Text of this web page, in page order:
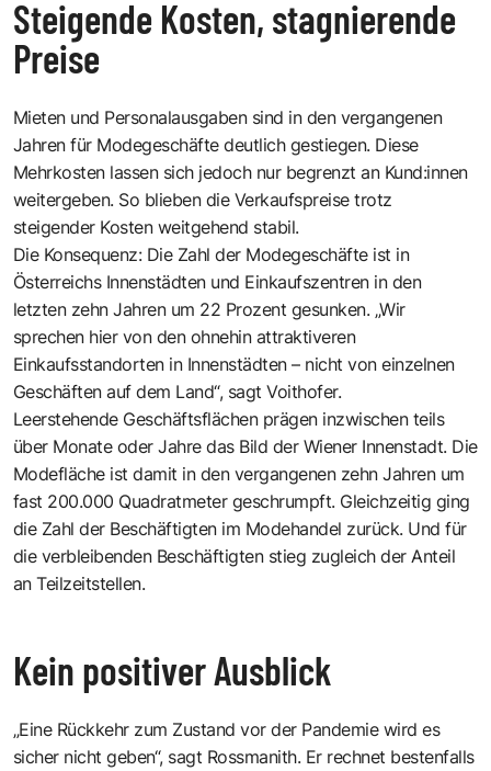
Steigende Kosten, stagnierende
Preise
Mieten und Personalausgaben sind in den vergangenen
Jahren für Modegeschäfte deutlich gestiegen. Diese
Mehrkosten lassen sich jedoch nur begrenzt an Kund:innen
weitergeben. So blieben die Verkaufspreise trotz
steigender Kosten weitgehend stabil.
Die Konsequenz: Die Zahl der Modegeschäfte ist in
Österreichs Innenstädten und Einkaufszentren in den
letzten zehn Jahren um 22 Prozent gesunken. „Wir
sprechen hier von den ohnehin attraktiveren
Einkaufsstandorten in Innenstädten – nicht von einzelnen
Geschäften auf dem Land“, sagt Voithofer.
Leerstehende Geschäftsflächen prägen inzwischen teils
über Monate oder Jahre das Bild der Wiener Innenstadt. Die
Modefläche ist damit in den vergangenen zehn Jahren um
fast 200.000 Quadratmeter geschrumpft. Gleichzeitig ging
die Zahl der Beschäftigten im Modehandel zurück. Und für
die verbleibenden Beschäftigten stieg zugleich der Anteil
an Teilzeitstellen.
Kein positiver Ausblick
„Eine Rückkehr zum Zustand vor der Pandemie wird es
sicher nicht geben“, sagt Rossmanith. Er rechnet bestenfalls